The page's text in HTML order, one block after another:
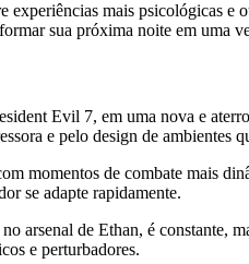
mais psicológicas
sua próxima noite em uma
Evil 7, em uma nova e
e pelo design de ambientes
momentos de combate mais
se adapte rapidamente.
arsenal de Ethan, é constante,
e perturbadores.